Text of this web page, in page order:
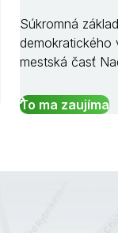
Súkromná
demokratického
mestská časť
To ma zaujíma